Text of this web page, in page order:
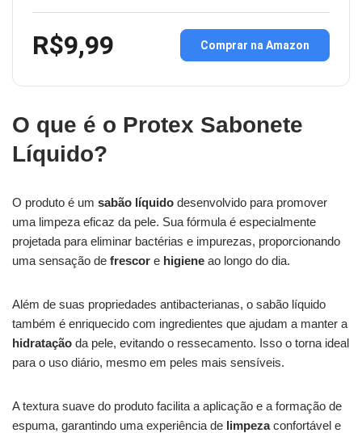
R$9,99 Comprar na Amazon
O que é o Protex Sabonete
Líquido?
O produto é um sabão líquido desenvolvido para promover
uma limpeza eficaz da pele. Sua fórmula é especialmente
projetada para eliminar bactérias e impurezas, proporcionando
uma sensação de frescor e higiene ao longo do dia.
Além de suas propriedades antibacterianas, o sabão líquido
também é enriquecido com ingredientes que ajudam a manter a
hidratação da pele, evitando o ressecamento. Isso o torna ideal
para o uso diário, mesmo em peles mais sensíveis.
A textura suave do produto facilita a aplicação e a formação de
espuma, garantindo uma experiência de limpezaconfortável e